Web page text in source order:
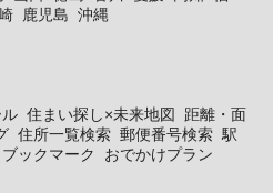
鹿児島 沖縄
住まい探し×未来地図
距離・面
住所一覧検索 郵便番号検索 駅
ブックマーク おでかけプラン